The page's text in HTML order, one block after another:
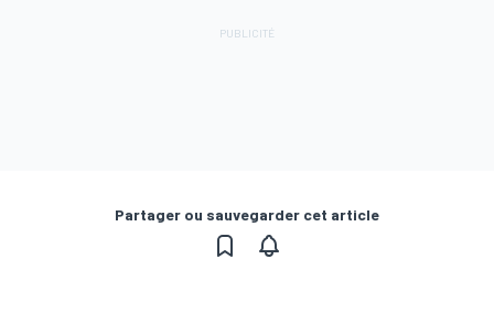
Partager ou sauvegarder cet article